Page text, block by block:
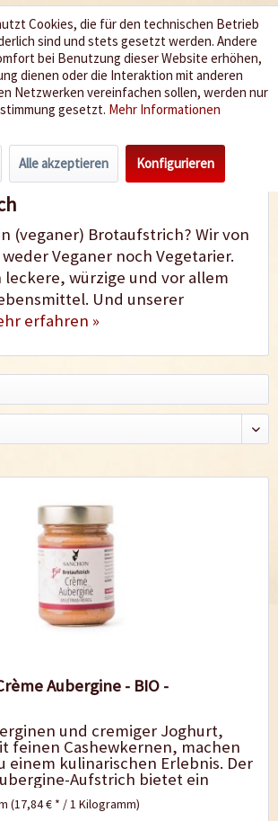
würzen Ihr Leben
(veganer) Brotaufstrich? Wir von
Veganer noch Vegetarier.
leckere, würzige und vor allem
Und unserer
erfahren »
Aubergine - BIO -
und cremiger Joghurt,
feinen Cashewkernen, machen
einem kulinarischen Erlebnis. Der
Aufstrich bietet ein
ob auf...
(17,84 € * / 1 Kilogramm)
Cookies, die für den technischen Betrieb
sind und stets gesetzt werden. Andere
bei Benutzung dieser Website erhöhen,
dienen oder die Interaktion mit anderen
Netzwerken vereinfachen sollen, werden nur
gesetzt. Mehr Informationen
Alle akzeptieren Konfigurieren